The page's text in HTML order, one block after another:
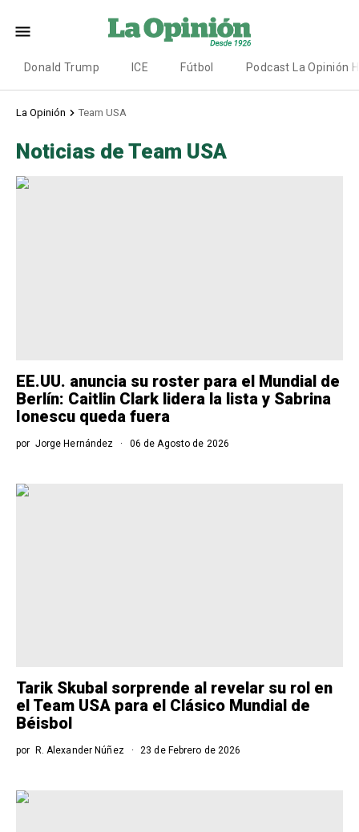
Donald Trump ICE Fútbol Podcast La Opinión
La Opinión Team USA
Noticias de Team USA
EE.UU. anuncia su roster para el Mundial de
Berlín: Caitlin Clark lidera la lista y Sabrina
Ionescu queda fuera
por Jorge Hernández 06 de Agosto de 2026
Tarik Skubal sorprende al revelar su rol en
el Team USA para el Clásico Mundial de
Béisbol
por R. Alexander Núñez 23 de Febrero de 2026